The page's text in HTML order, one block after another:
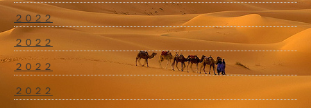
２０２２
２０２２
２０２２
２０２２